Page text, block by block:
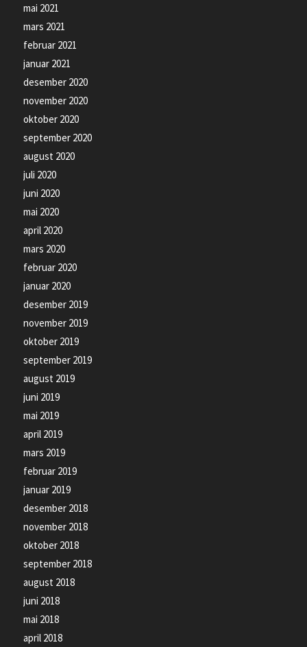
mai 2021
mars 2021
februar 2021
januar 2021
desember 2020
november 2020
oktober 2020
september 2020
august 2020
juli 2020
juni 2020
mai 2020
april 2020
mars 2020
februar 2020
januar 2020
desember 2019
november 2019
oktober 2019
september 2019
august 2019
juni 2019
mai 2019
april 2019
mars 2019
februar 2019
januar 2019
desember 2018
november 2018
oktober 2018
september 2018
august 2018
juni 2018
mai 2018
april 2018